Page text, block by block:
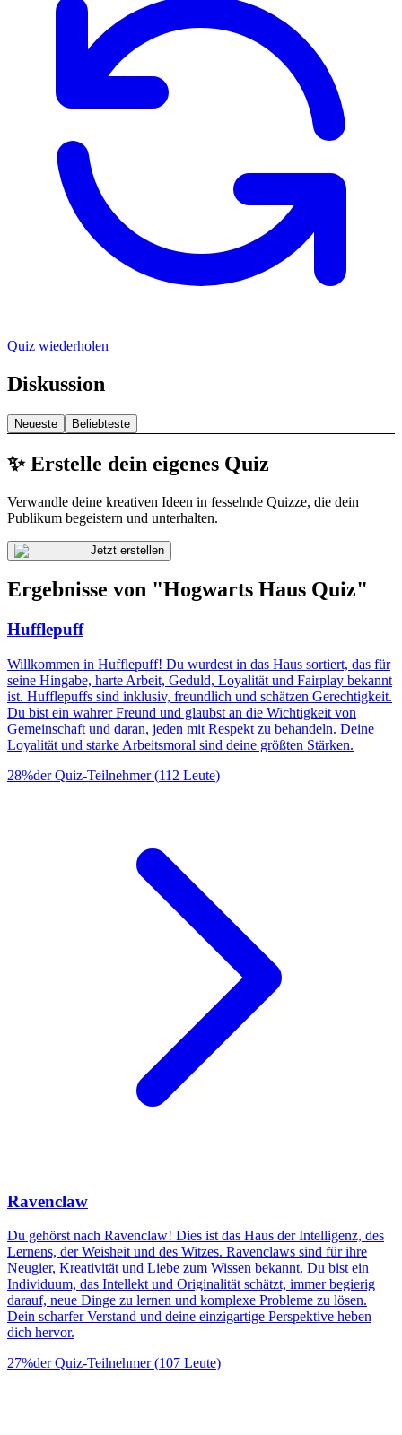
Quiz wiederholen
Diskussion
Neueste Beliebteste
✨ Erstelle dein eigenes Quiz
Verwandle deine kreativen Ideen in fesselnde Quizze, die dein
Publikum begeistern und unterhalten.
Jetzt erstellen
Ergebnisse von "Hogwarts Haus Quiz"
Hufflepuff
Willkommen in Hufflepuff! Du wurdest in das Haus sortiert, das für
seine Hingabe, harte Arbeit, Geduld, Loyalität und Fairplay bekannt
ist. Hufflepuffs sind inklusiv, freundlich und schätzen Gerechtigkeit.
Du bist ein wahrer Freund und glaubst an die Wichtigkeit von
Gemeinschaft und daran, jeden mit Respekt zu behandeln. Deine
Loyalität und starke Arbeitsmoral sind deine größten Stärken.
28%der Quiz-Teilnehmer(112 Leute)
Ravenclaw
Du gehörst nach Ravenclaw! Dies ist das Haus der Intelligenz, des
Lernens, der Weisheit und des Witzes. Ravenclaws sind für ihre
Neugier, Kreativität und Liebe zum Wissen bekannt. Du bist ein
Individuum, das Intellekt und Originalität schätzt, immer begierig
darauf, neue Dinge zu lernen und komplexe Probleme zu lösen.
Dein scharfer Verstand und deine einzigartige Perspektive heben
dich hervor.
27%der Quiz-Teilnehmer(107 Leute)